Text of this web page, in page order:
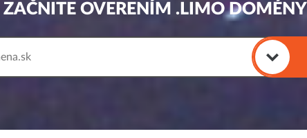
ZAČNITE OVERENÍM .LIMO DOMÉNY